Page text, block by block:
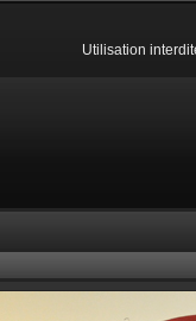
Utilisation